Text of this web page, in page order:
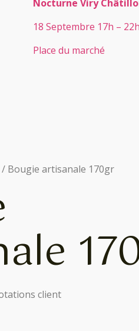
Nocturne Viry
18 Septembre 17h –
Place du marché
/ Bougie artisanale 170gr
client